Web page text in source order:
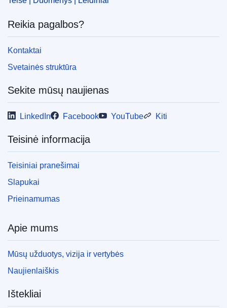
Reikia pagalbos?
Kontaktai
Svetainės struktūra
Sekite mūsų naujienas
LinkedIn Facebook YouTube Kiti
Teisinė informacija
Teisiniai pranešimai
Slapukai
Prieinamumas
Apie mums
Mūsų užduotys, vizija ir vertybės
Naujienlaiškis
Ištekliai